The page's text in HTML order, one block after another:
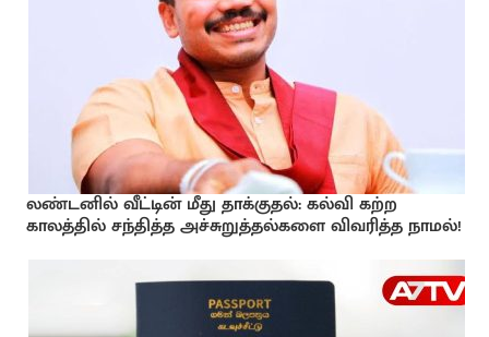
லண்டனில் வீட்டின் மீது தாக்குதல்: கல்வி கற்ற
காலத்தில் சந்தித்த அச்சுறுத்தல்களை விவரித்த நாமல்!